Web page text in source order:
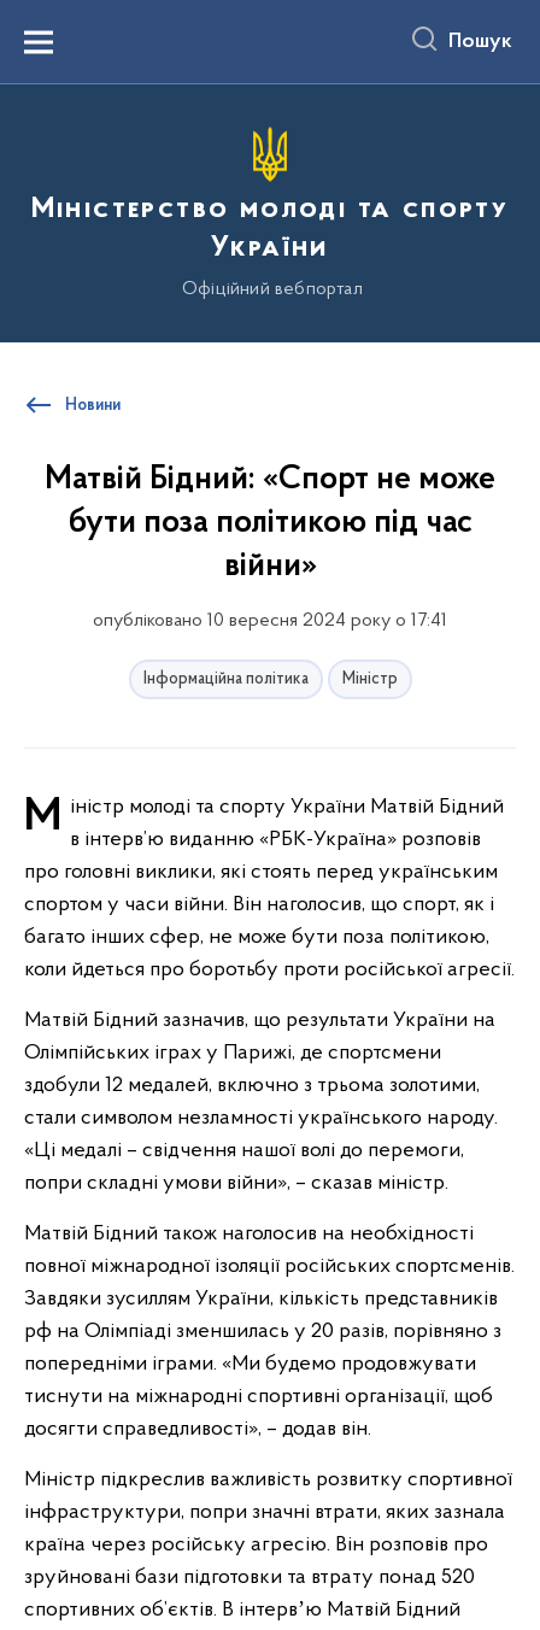
вмістуMenu Пошук
Міністерство молоді та спорту
України
Офіційний вебпортал
Новини
Матвій Бідний: «Спорт не може
бути поза політикою під час
війни»
опубліковано 10 вересня 2024 року о 17:41
Інформаційна політика Міністр
Міністр молоді та спорту України Матвій Бідний в інтерв’ю виданню «РБК-Україна» розповів
про головні виклики, які стоять перед українським
спортом у часи війни. Він наголосив, що спорт, як і
багато інших сфер, не може бути поза політикою,
коли йдеться про боротьбу проти російської агресії.
Матвій Бідний зазначив, що результати України на
Олімпійських іграх у Парижі, де спортсмени
здобули 12 медалей, включно з трьома золотими,
стали символом незламності українського народу.
«Ці медалі – свідчення нашої волі до перемоги,
попри складні умови війни», – сказав міністр.
Матвій Бідний також наголосив на необхідності
повної міжнародної ізоляції російських спортсменів.
Завдяки зусиллям України, кількість представників
рф на Олімпіаді зменшилась у 20 разів, порівняно з
попередніми іграми. «Ми будемо продовжувати
тиснути на міжнародні спортивні організації, щоб
досягти справедливості», – додав він.
Міністр підкреслив важливість розвитку спортивної
інфраструктури, попри значні втрати, яких зазнала
країна через російську агресію. Він розповів про
зруйновані бази підготовки та втрату понад 520
спортивних об’єктів. В інтервʼю Матвій Бідний